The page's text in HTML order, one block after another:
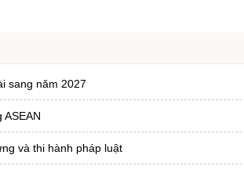
sang năm 2027
và thi hành pháp luật